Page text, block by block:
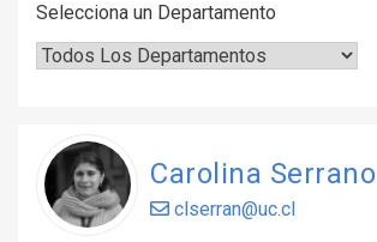
Selecciona un Departamento
Carolina Serrano
clserran@uc.cl